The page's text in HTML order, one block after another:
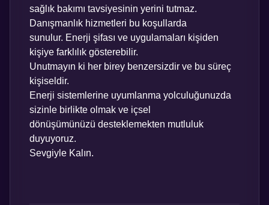
sağlık bakımı tavsiyesinin yerini tutmaz.
Danışmanlık hizmetleri bu koşullarda
sunulur. Enerji şifası ve uygulamaları kişiden
kişiye farklılık gösterebilir.
Unutmayın ki her birey benzersizdir ve bu süreç
kişiseldir.
Enerji sistemlerine uyumlanma yolculuğunuzda
sizinle birlikte olmak ve içsel
dönüşümünüzü desteklemekten mutluluk
duyuyoruz.
Sevgiyle Kalın.